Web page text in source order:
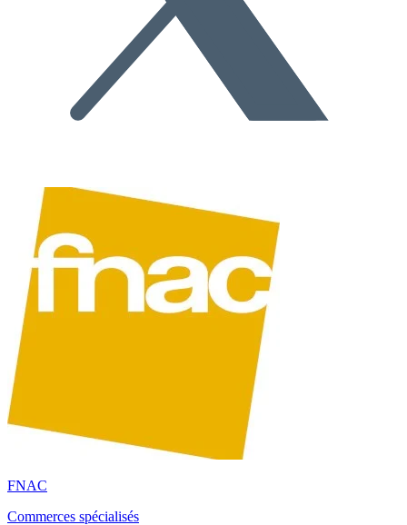
FNAC
Commerces spécialisés